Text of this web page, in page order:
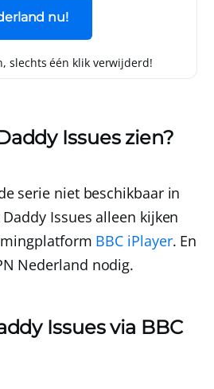
nu!
slechts één klik verwijderd!
Issues zien?
serie niet beschikbaar in
Issues alleen kijken
BBC iPlayer. En
Nederland nodig.
Issues via BBC